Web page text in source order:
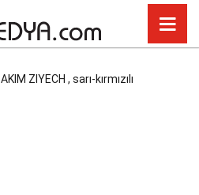
ZIYECH , sarı-kırmızılı